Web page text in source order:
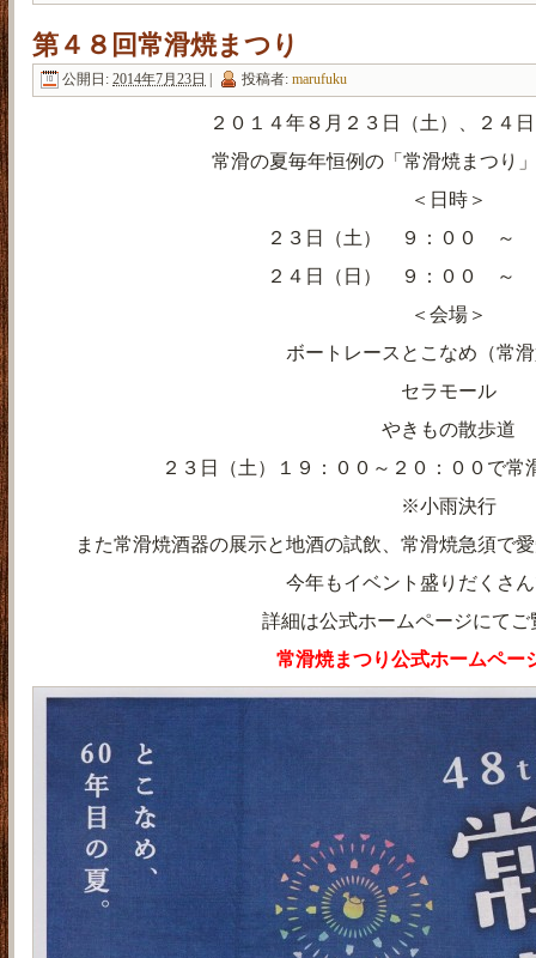
第４８回常滑焼まつり
公開日: 2014年7月23日 | 投稿者: marufuku
２０１４年８月２３日（土）、２４
常滑の夏毎年恒例の「常滑焼まつり
＜日時＞
２３日（土） ９：００ ～
２４日（日） ９：００ ～
＜会場＞
ボートレースとこなめ（常
セラモール
やきもの散歩道
２３日（土）１９：００～２０：００で常
※小雨決行
また常滑焼酒器の展示と地酒の試飲、常滑焼急須で
今年もイベント盛りだくさ
詳細は公式ホームページにてご
常滑焼まつり公式ホームペー